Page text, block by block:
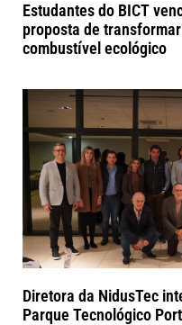
Estudantes do BICT
proposta de
combustível ecológico
Diretora da NidusTec
Parque Tecnológico